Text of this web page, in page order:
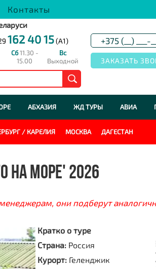
Контакты
162 40 15(A1)
Сб11.30 -
15.00
Вс
Выходной
АБХАЗИЯ ЖД ТУРЫ АВИА
/ КАРЕЛИЯ МОСКВА ДАГЕСТАН
НА МОРЕ' 2026
они подберут
Кратко о туре
Страна: Россия
Курорт: Геленджик